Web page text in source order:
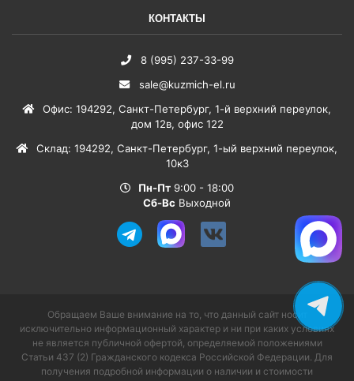
КОНТАКТЫ
8 (995) 237-33-99
sale@kuzmich-el.ru
Офис: 194292, Санкт-Петербург, 1-й верхний переулок,
дом 12в, офис 122
Склад: 194292, Санкт-Петербург, 1-ый верхний переулок,
10к3
Пн-Пт 9:00 - 18:00
Сб-Вс Выходной
Обращаем Ваше внимание на то, что данный сайт носит
исключительно информационный характер и ни при каких условиях
не является публичной офертой, определяемой положениями
Статьи 437 (2) Гражданского кодекса Российской Федерации. Для
получения подробной информации о наличии и стоимости